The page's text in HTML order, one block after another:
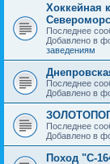
Хоккейная
Последнее
Добавлено в
заведениям
Последнее
Добавлено в
Последнее
Добавлено в
Поход "С-